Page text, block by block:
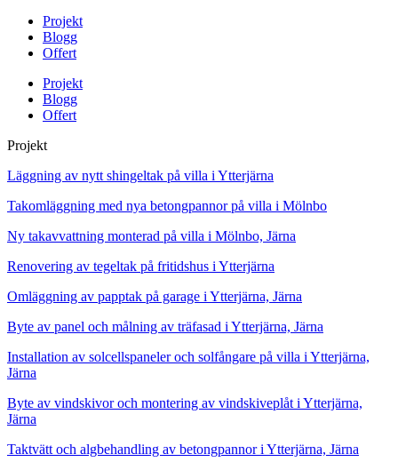
Projekt
Blogg
Offert
Projekt
Blogg
Offert
Projekt
Läggning av nytt shingeltak på villa i Ytterjärna
Takomläggning med nya betongpannor på villa i Mölnbo
Ny takavvattning monterad på villa i Mölnbo, Järna
Renovering av tegeltak på fritidshus i Ytterjärna
Omläggning av papptak på garage i Ytterjärna, Järna
Byte av panel och målning av träfasad i Ytterjärna, Järna
Installation av solcellspaneler och solfångare på villa i Ytterjärna,
Järna
Byte av vindskivor och montering av vindskiveplåt i Ytterjärna,
Järna
Taktvätt och algbehandling av betongpannor i Ytterjärna, Järna